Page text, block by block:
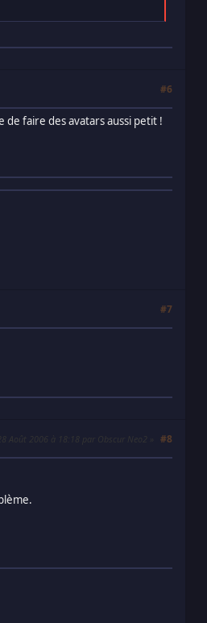
#6
de faire des avatars aussi petit !
#7
#8
28 Août 2006 à 18:18 par Obscur Neo2